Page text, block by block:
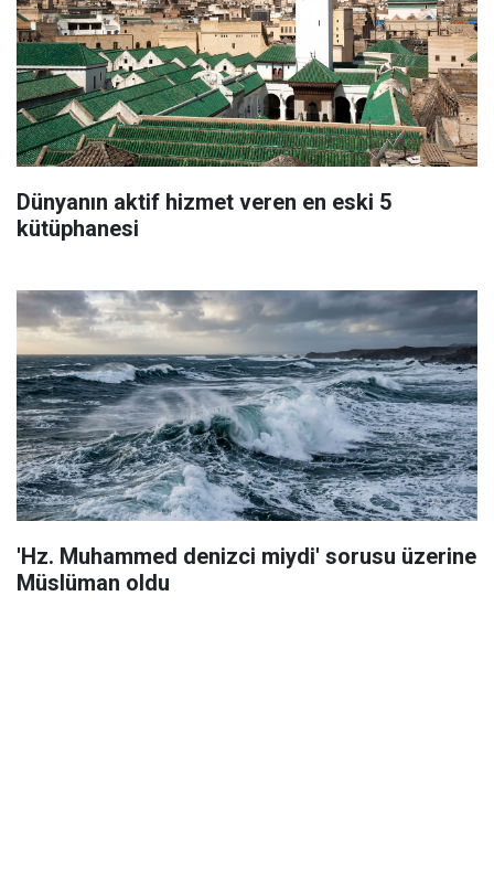
Dünyanın aktif hizmet veren en eski 5
kütüphanesi
'Hz. Muhammed denizci miydi' sorusu üzerine
Müslüman oldu